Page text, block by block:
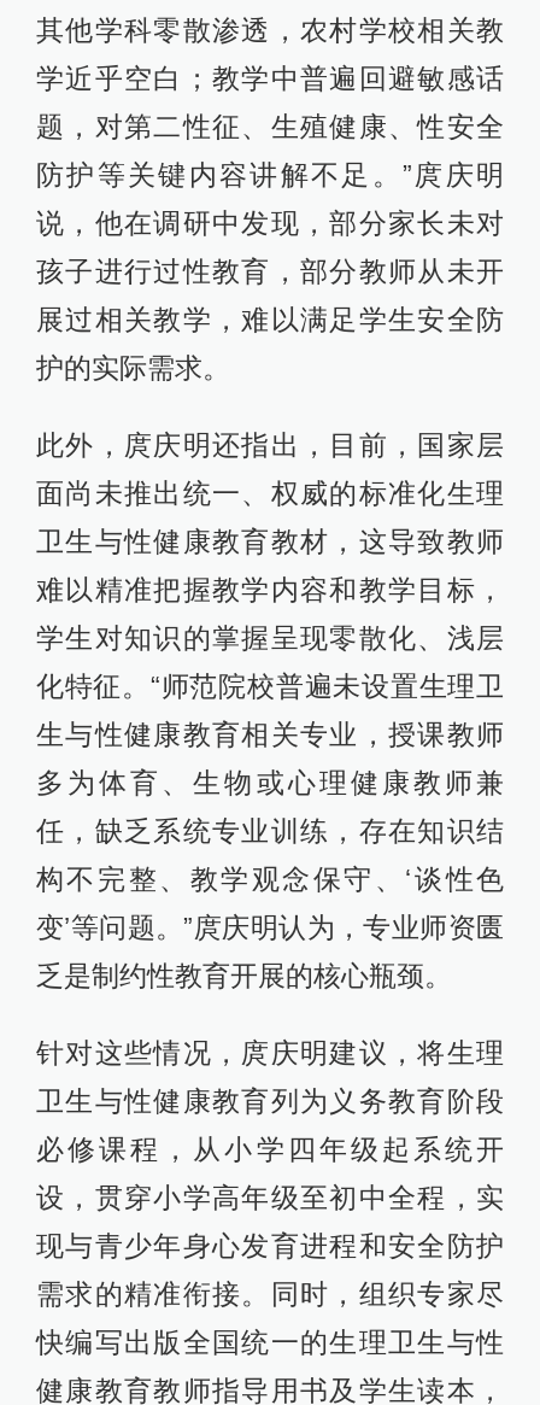
其他学科零散渗透，农村学校相关教
学近乎空白；教学中普遍回避敏感话
题，对第二性征、生殖健康、性安全
防护等关键内容讲解不足。”庹庆明
说，他在调研中发现，部分家长未对
孩子进行过性教育，部分教师从未开
展过相关教学，难以满足学生安全防
护的实际需求。
此外，庹庆明还指出，目前，国家层
面尚未推出统一、权威的标准化生理
卫生与性健康教育教材，这导致教师
难以精准把握教学内容和教学目标，
学生对知识的掌握呈现零散化、浅层
化特征。“师范院校普遍未设置生理卫
生与性健康教育相关专业，授课教师
多为体育、生物或心理健康教师兼
任，缺乏系统专业训练，存在知识结
构不完整、教学观念保守、‘谈性色
变’等问题。”庹庆明认为，专业师资匮
乏是制约性教育开展的核心瓶颈。
针对这些情况，庹庆明建议，将生理
卫生与性健康教育列为义务教育阶段
必修课程，从小学四年级起系统开
设，贯穿小学高年级至初中全程，实
现与青少年身心发育进程和安全防护
需求的精准衔接。同时，组织专家尽
快编写出版全国统一的生理卫生与性
健康教育教师指导用书及学生读本，